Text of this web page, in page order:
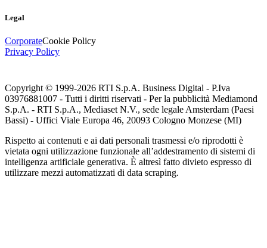
Legal
CorporateCookie Policy
Privacy Policy
Copyright © 1999-2026 RTI S.p.A. Business Digital - P.Iva
03976881007 - Tutti i diritti riservati - Per la pubblicità Mediamond
S.p.A. - RTI S.p.A., Mediaset N.V., sede legale Amsterdam (Paesi
Bassi) - Uffici Viale Europa 46, 20093 Cologno Monzese (MI)
Rispetto ai contenuti e ai dati personali trasmessi e/o riprodotti è
vietata ogni utilizzazione funzionale all’addestramento di sistemi di
intelligenza artificiale generativa. È altresì fatto divieto espresso di
utilizzare mezzi automatizzati di data scraping.